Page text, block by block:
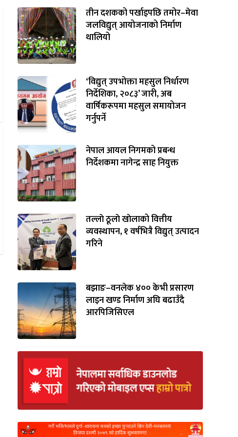
तीन दशकको पर्खाइपछि तमोर–मेवा
जलविद्युत् आयोजनाको निर्माण
थालियो
‘विद्युत् उपभोक्ता महसुल निर्धारण
निर्देशिका, २०८३’ जारी, अब
वार्षिकरूपमा महसुल समायोजन
गर्नुपर्ने
नेपाल आयल निगमको प्रबन्ध
निर्देशकमा नागेन्द्र साह नियुक्त
तल्लाे ठूलाे खाेलाको वित्तीय
व्यवस्थापन, १ वर्षभित्रै विद्युत् उत्पादन
गरिने
बझाङ–वनलेक ४०० केभी प्रसारण
लाइन खण्ड निर्माण अघि बढाउँदै
आरपिजिसिएल